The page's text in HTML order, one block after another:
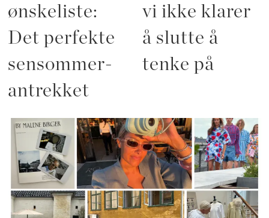
ønskeliste:
Det perfekte
sensommer-
antrekket
vi ikke klarer
å slutte å
tenke på